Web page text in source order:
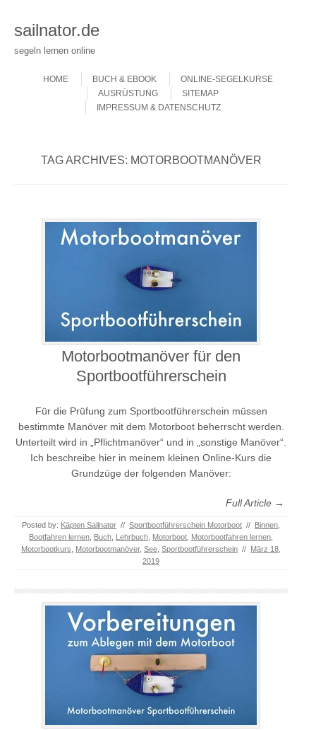
sailnator.de
segeln lernen online
MenuHOME
BUCH & EBOOK
ONLINE-SEGELKURSE
AUSRÜSTUNG
SITEMAP
IMPRESSUM & DATENSCHUTZ
TAG ARCHIVES: MOTORBOOTMANÖVER
Motorbootmanöver für den
Sportbootführerschein
Für die Prüfung zum Sportbootführerschein müssen
bestimmte Manöver mit dem Motorboot beherrscht werden.
Unterteilt wird in „Pflichtmanöver“ und in „sonstige Manöver“.
Ich beschreibe hier in meinem kleinen Online-Kurs die
Grundzüge der folgenden Manöver:
Full Article →
Posted by: Käpten Sailnator // Sportbootführerschein Motorboot // Binnen
Bootfahren lernen Buch Lehrbuch Motorboot Motorbootfahren lernen
Motorbootkurs
Motorbootmanöver, See Sportbootführerschein // März 18,
2019